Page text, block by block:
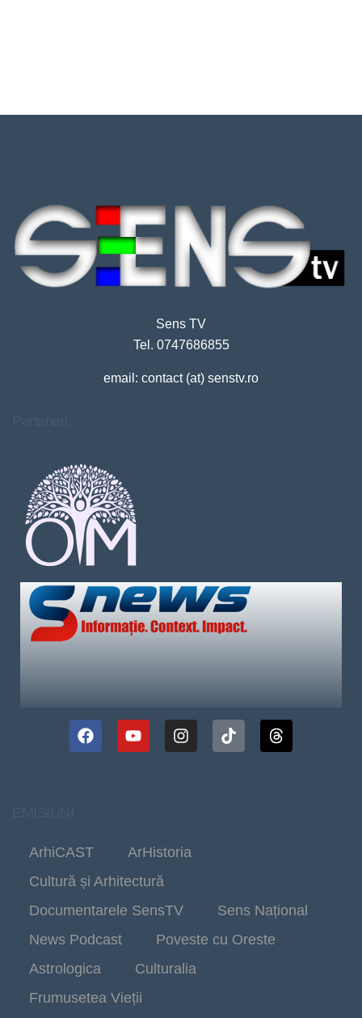
Sens TV
Tel. 0747686855
email: contact (at) senstv.ro
ArhiCAST
ArHistoria
Cultură și Arhitectură
Documentarele SensTV
Sens Național
News Podcast
Poveste cu Oreste
Astrologica
Culturalia
Frumusetea Vieții